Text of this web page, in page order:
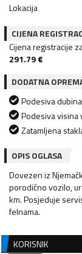
Lokacija
CIJENA
Cijena registracije
291.79€
DODATNA
Podesiva
Podesiva visina
Zatamljena
OPIS OGLASA
Dovezen iz
porodično vozilo,
km. Posjeduje
felnama.
KORISNIK